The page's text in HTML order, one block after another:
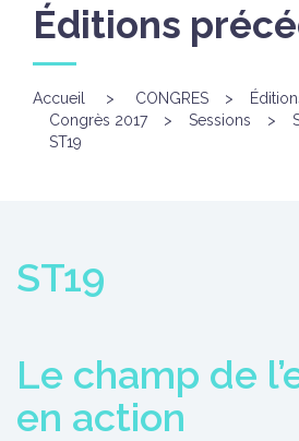
Éditions
Accueil > CONGRES >
Congrès 2017
> Sessions >
ST19
ST19
Le champ de
en action